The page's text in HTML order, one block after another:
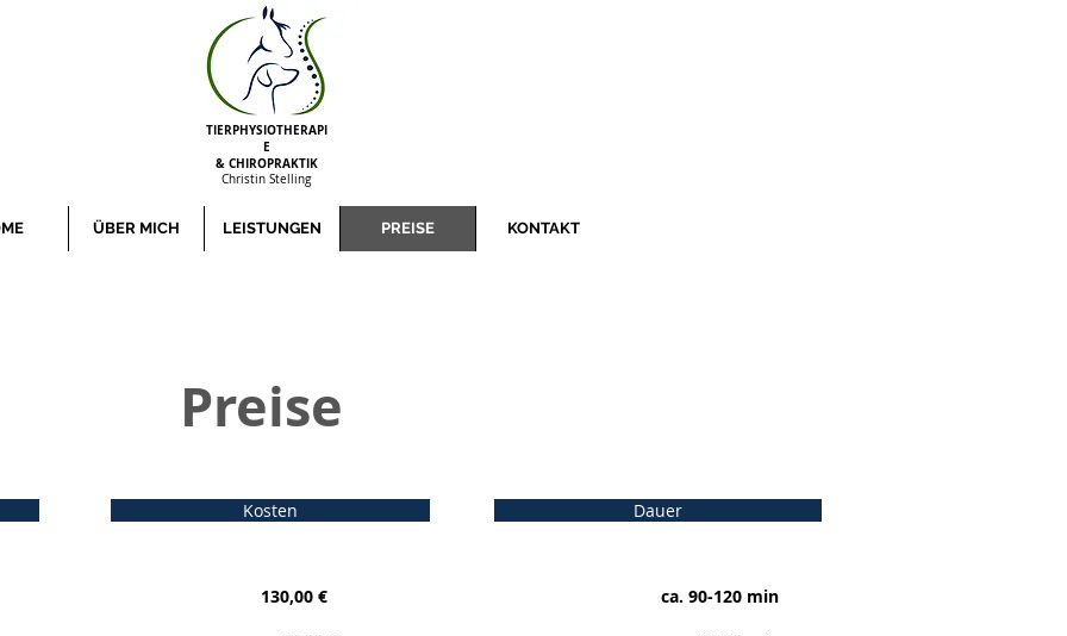
TIERPHYSIOTHERAPI
E
& CHIROPRAKTIK
Christin Stelling
ÜBER MICH LEISTUNGEN PREISE KONTAKT
Preise
Kosten Dauer
Pferd 130,00 € ca. 90-120 min